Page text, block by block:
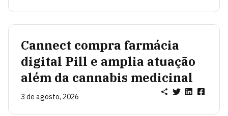
Cannect compra farmácia
digital Pill e amplia atuação
além da cannabis medicinal
3 de agosto, 2026